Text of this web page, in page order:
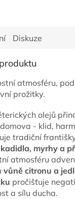
Diskuze
atmosféru,
prožitky.
olejů
- klid,
tradiční
myrhy a
atmosféru
vůně citronu a
pročišťuje
a sílu ducha.